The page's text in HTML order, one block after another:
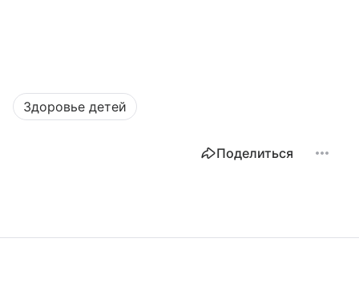
Здоровье детей
Поделиться